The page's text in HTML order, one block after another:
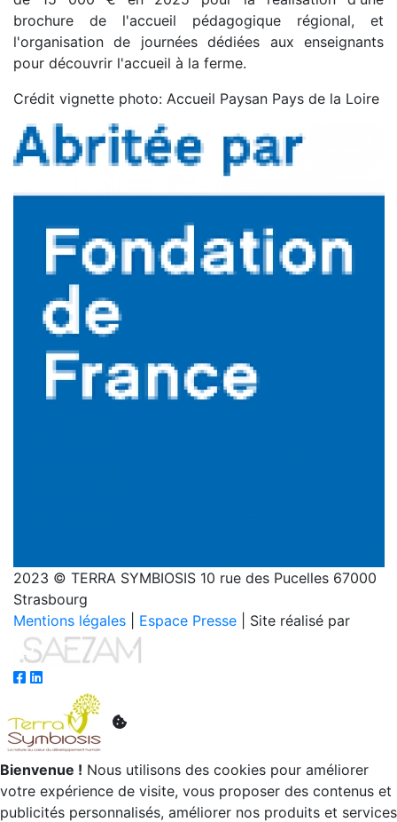
brochure de l'accueil pédagogique régional, et
l'organisation de journées dédiées aux enseignants
pour découvrir l'accueil à la ferme.
Crédit vignette photo: Accueil Paysan Pays de la Loire
2023 © TERRA SYMBIOSIS 10 rue des Pucelles 67000
Strasbourg
Mentions légales
Espace Presse | Site réalisé par
Bienvenue ! Nous utilisons des cookies pour améliorer
votre expérience de visite, vous proposer des contenus et
publicités personnalisés, améliorer nos produits et services